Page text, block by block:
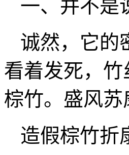
一、并不是
诚然，它的
看着发死，
棕竹。盛风
造假棕竹折